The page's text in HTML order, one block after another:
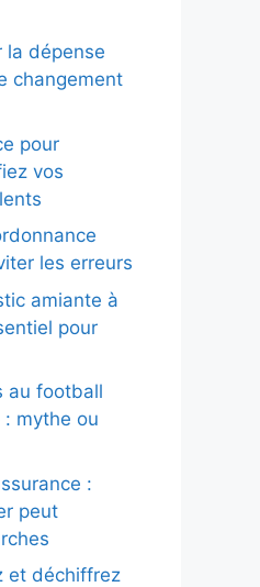
la dépense
changement
pour
vos
les erreurs
amiante à
pour
au football
mythe ou
:
peut
et déchiffrez